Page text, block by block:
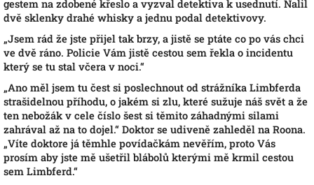
gestem na zdobené křeslo a vyzval detektiva k usednutí. Nalil
dvě sklenky drahé whisky a jednu podal detektivovy.
„Jsem rád že jste přijel tak brzy, a jistě se ptáte co po vás chci
ve dvě ráno. Policie Vám jistě cestou sem řekla o incidentu
který se tu stal včera v noci.“
„Ano měl jsem tu čest si poslechnout od strážníka Limbferda
strašidelnou příhodu, o jakém si zlu, které sužuje náš svět a že
ten nebožák v cele číslo šest si těmito záhadnými silami
zahrával až na to dojel.“ Doktor se udiveně zahleděl na Roona.
„Víte doktore já těmhle povídačkám nevěřím, proto Vás
prosím aby jste mě ušetřil blábolů kterými mě krmil cestou
sem Limbferd.“